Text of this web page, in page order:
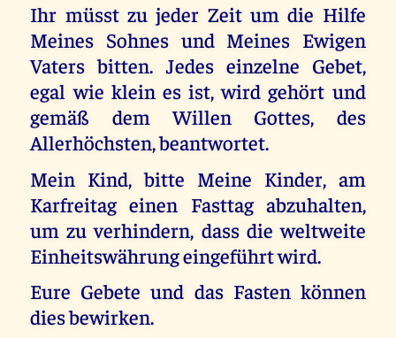
Ihr müsst zu jeder Zeit um die Hilfe
Meines Sohnes und Meines Ewigen
Vaters bitten. Jedes einzelne Gebet,
egal wie klein es ist, wird gehört und
gemäß dem Willen Gottes, des
Allerhöchsten, beantwortet.
Mein Kind, bitte Meine Kinder, am
Karfreitag einen Fasttag abzuhalten,
um zu verhindern, dass die weltweite
Einheitswährung eingeführt wird.
Eure Gebete und das Fasten können
dies bewirken.